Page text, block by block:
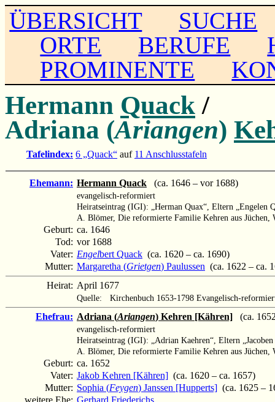
ÜBERSICHT
SUCHE
ORTE
BERUFE
PROMINENTE
Hermann Quack /
Adriana (Ariangen)
Tafelindex: 6 „Quack“ auf 11 Anschlusstafeln
Ehemann: Hermann Quack (ca. 1646 – vor 1688)
evangelisch-reformiert
Heiratseintrag (IGI): „Herman Quax“, Eltern „Engelen
A. Blömer, Die reformierte Familie Kehren aus Jüchen,
Geburt: ca. 1646
Tod: vor 1688
Vater: Engelbert Quack (ca. 1620 – ca. 1690)
Mutter: Margaretha (Grietgen) Paulussen (ca. 1622 – ca.
Heirat: April 1677
Quelle: Kirchenbuch 1653-1798 Evangelisch-
Ehefrau: Adriana (Ariangen) Kehren [Kähren] (ca.
evangelisch-reformiert
Heiratseintrag (IGI): „Adrian Kaehren“, Eltern „Jacoben
A. Blömer, Die reformierte Familie Kehren aus Jüchen,
Geburt: ca. 1652
Vater: Jakob Kehren [Kähren] (ca. 1620 – ca. 1657)
Mutter: Sophia (Feygen) Janssen [Hupperts] (ca. 1625 –
weitere Ehe: Gerhard Friederichs